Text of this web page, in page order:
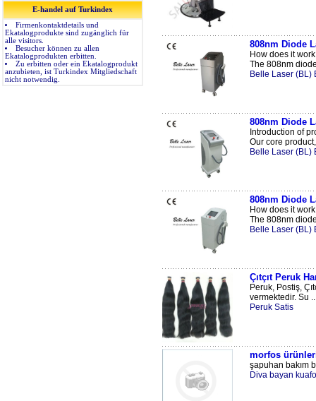
E-handel auf Turkindex
Firmenkontaktdetails und
Ekatalogprodukte sind zugänglich für
alle visitors.
Besucher können zu allen
Ekatalogprodukten erbitten.
Zu erbitten oder ein Ekatalogprodukt
anzubieten, ist Turkindex Mitgliedschaft
nicht notwendig.
808nm Diode
How does it work
The 808nm
Belle Laser (BL)
808nm Diode
Introduction of
Our core
Belle Laser (BL)
808nm Diode
How does it work
The 808nm
Belle Laser (BL)
Çıtçıt Peruk
Peruk, Postiş,
vermektedir. Su
Peruk Satis
morfos
şapuhan bakım
Diva bayan